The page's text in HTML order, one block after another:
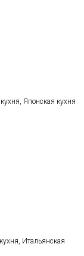
Японская кухня
Итальянская